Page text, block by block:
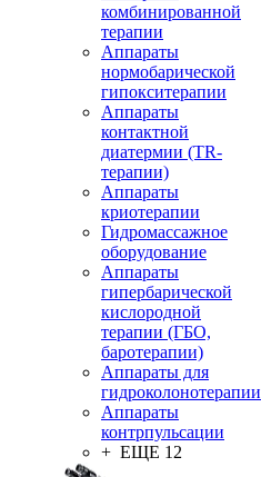
комбинированной
терапии
Аппараты
нормобарической
гипокситерапии
Аппараты
контактной
диатермии (TR-
терапии)
Аппараты
криотерапии
Гидромассажное
оборудование
Аппараты
гипербарической
кислородной
терапии (ГБО,
баротерапии)
Аппараты для
гидроколонотерапии
Аппараты
контрпульсации
+ ЕЩЕ 12